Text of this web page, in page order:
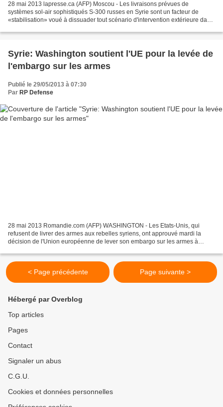
28 mai 2013 lapresse.ca (AFP) Moscou - Les livraisons prévues de
systèmes sol-air sophistiqués S-300 russes en Syrie sont un facteur de
«stabilisation» voué à dissuader tout scénario d'intervention extérieure dans
Syrie: Washington soutient l'UE pour la levée de
l'embargo sur les armes
Publié le 29/05/2013 à 07:30
Par RP Defense
28 mai 2013 Romandie.com (AFP) WASHINGTON - Les Etats-Unis, qui
refusent de livrer des armes aux rebelles syriens, ont approuvé mardi la
décision de l'Union européenne de lever son embargo sur les armes à
< Page précédente Page suivante >
Hébergé par Overblog
Top articles
Pages
Contact
Signaler un abus
C.G.U.
Cookies et données personnelles